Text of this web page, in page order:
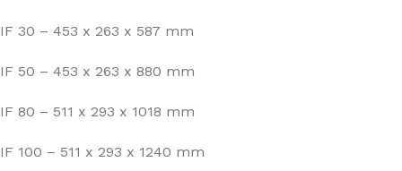
IF 30 – 453 x 263 x 587 mm
IF 50 – 453 x 263 x 880 mm
IF 80 – 511 x 293 x 1018 mm
IF 100 – 511 x 293 x 1240 mm